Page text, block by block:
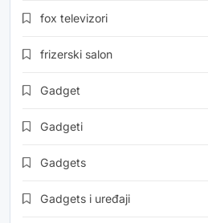
fox televizori
frizerski salon
Gadget
Gadgeti
Gadgets
Gadgets i uređaji